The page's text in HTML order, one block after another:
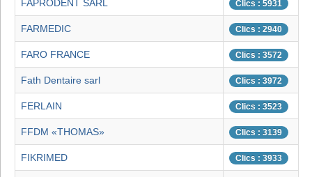
FAPRODENT SARL Clics : 5931
FARMEDIC Clics : 2940
FARO FRANCE Clics : 3572
Fath Dentaire sarl Clics : 3972
FERLAIN Clics : 3523
FFDM «THOMAS» Clics : 3139
FIKRIMED Clics : 3933